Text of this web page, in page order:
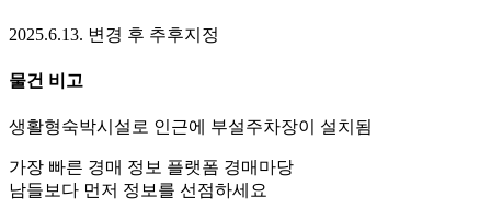
2025.6.13. 변경 후 추후지정
물건 비고
생활형숙박시설로 인근에 부설주차장이 설치됨
가장 빠른 경매 정보 플랫폼 경매마당
남들보다 먼저 정보를 선점하세요